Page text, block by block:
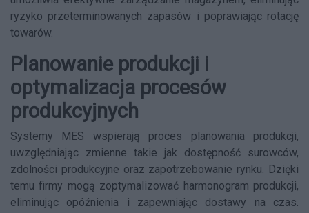
ryzyko przeterminowanych zapasów i poprawiając rotację
towarów.
Planowanie produkcji i
optymalizacja procesów
produkcyjnych
Systemy MES wspierają proces planowania produkcji,
uwzględniając zmienne takie jak dostępność surowców,
zdolności produkcyjne oraz zapotrzebowanie rynku. Dzięki
temu firmy mogą zoptymalizować harmonogram produkcji,
eliminując opóźnienia i zapewniając dostawy na czas.